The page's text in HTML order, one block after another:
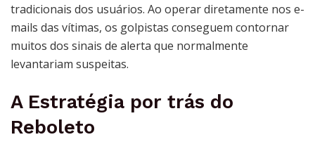
tradicionais dos usuários. Ao operar diretamente nos e-
mails das vítimas, os golpistas conseguem contornar
muitos dos sinais de alerta que normalmente
levantariam suspeitas.
A Estratégia por trás do
Reboleto